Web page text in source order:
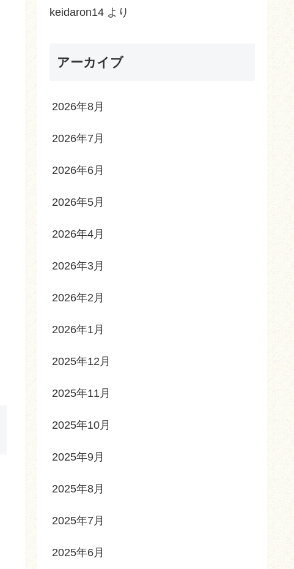
keidaron14 より
アーカイブ
2026年8月
2026年7月
2026年6月
2026年5月
2026年4月
2026年3月
2026年2月
2026年1月
2025年12月
2025年11月
2025年10月
2025年9月
2025年8月
2025年7月
2025年6月